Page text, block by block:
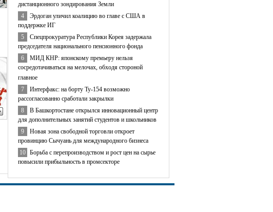
дистанционного зондирования Земли
4 Эрдоган уличил коалицию во главе с США в
поддержке ИГ
5 Спецпрокуратура Республики Корея задержала
председателя национального пенсионного фонда
6 МИД КНР: японскому премьеру нельзя
сосредотачиваться на мелочах, обходя стороной
главное
7 Интерфакс: на борту Ту-154 возможно
рассогласованно сработали закрылки
8 В Башкортостане открылся инновационный центр
для дополнительных занятий студентов и школьников
9 Новая зона свободной торговли откроет
провинцию Сычуань для международного бизнеса
10 Борьба с перепроизводством и рост цен на сырье
повысили прибыльность в промсекторе